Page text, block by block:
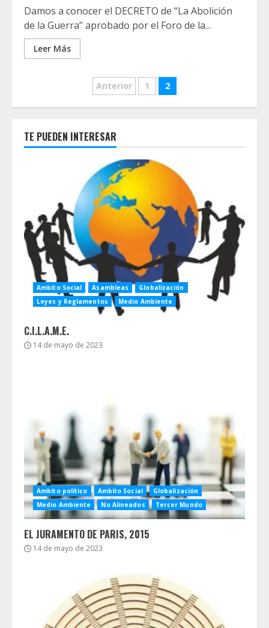
Damos a conocer el DECRETO de “La Abolición
de la Guerra” aprobado por el Foro de la...
Leer Más
Paginación
de
entradas
Anterior 1 2
TE PUEDEN INTERESAR
Ambito Social Asambleas
Globalización
Leyes y Reglamentos
Medio Ambiente
C.I.L.A.M.E.
14 de mayo de 2023
Ambito político Ambito Social
Globalización
Medio Ambiente
No Alineados Tercer Mundo
EL JURAMENTO DE PARIS, 2015
14 de mayo de 2023